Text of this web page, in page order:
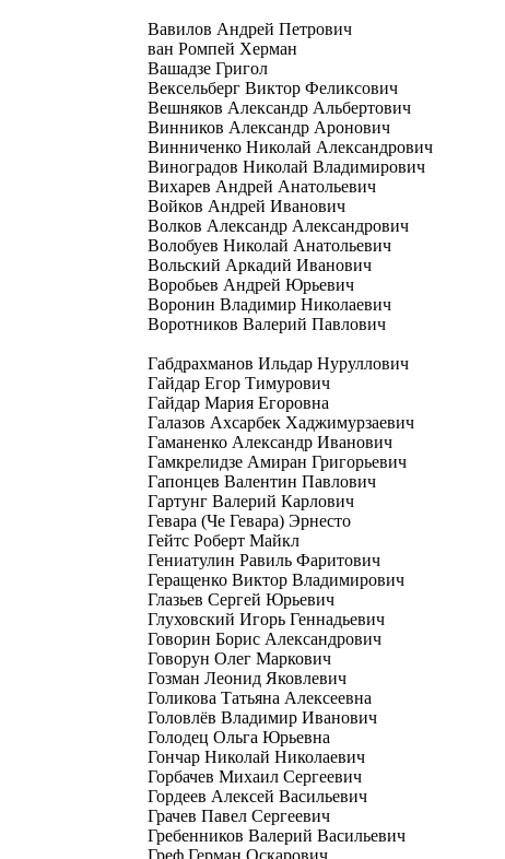
Вавилов Андрей Петрович
ван Ромпей Херман
Вашадзе Григол
Вексельберг Виктор Феликсович
Вешняков Александр Альбертович
Винников Александр Аронович
Винниченко Николай Александрович
Виноградов Николай Владимирович
Вихарев Андрей Анатольевич
Войков Андрей Иванович
Волков Александр Александрович
Волобуев Николай Анатольевич
Вольский Аркадий Иванович
Воробьев Андрей Юрьевич
Воронин Владимир Николаевич
Воротников Валерий Павлович
Габдрахманов Ильдар Нуруллович
Гайдар Егор Тимурович
Гайдар Мария Егоровна
Галазов Ахсарбек Хаджимурзаевич
Гаманенко Александр Иванович
Гамкрелидзе Амиран Григорьевич
Гапонцев Валентин Павлович
Гартунг Валерий Карлович
Гевара (Че Гевара) Эрнесто
Гейтс Роберт Майкл
Гениатулин Равиль Фаритович
Геращенко Виктор Владимирович
Глазьев Сергей Юрьевич
Глуховский Игорь Геннадьевич
Говорин Борис Александрович
Говорун Олег Маркович
Гозман Леонид Яковлевич
Голикова Татьяна Алексеевна
Головлёв Владимир Иванович
Голодец Ольга Юрьевна
Гончар Николай Николаевич
Горбачев Михаил Сергеевич
Гордеев Алексей Васильевич
Грачев Павел Сергеевич
Гребенников Валерий Васильевич
Греф Герман Оскарович